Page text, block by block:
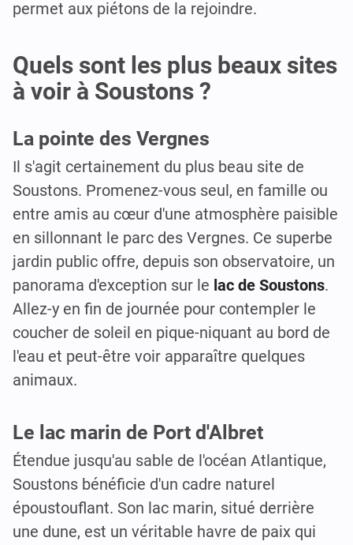
permet aux piétons de la rejoindre.
Quels sont les plus beaux sites
à voir à Soustons ?
La pointe des Vergnes
Il s'agit certainement du plus beau site de
Soustons. Promenez-vous seul, en famille ou
entre amis au cœur d'une atmosphère paisible
en sillonnant le parc des Vergnes. Ce superbe
jardin public offre, depuis son observatoire, un
panorama d'exception sur le lac de Soustons.
Allez-y en fin de journée pour contempler le
coucher de soleil en pique-niquant au bord de
l'eau et peut-être voir apparaître quelques
animaux.
Le lac marin de Port d'Albret
Étendue jusqu'au sable de l'océan Atlantique,
Soustons bénéficie d'un cadre naturel
époustouflant. Son lac marin, situé derrière
une dune, est un véritable havre de paix qui